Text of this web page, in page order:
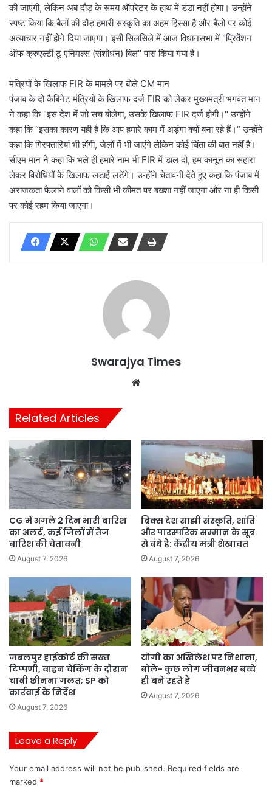
की जाएंगी, लेकिन अब दौड़ के समय ऑपरेटर के हाथ में डंडा नहीं होगा। उन्होंने
स्पष्ट किया कि बैलों की दौड़ हमारी संस्कृति का अहम हिस्सा है और बैलों पर कोई
अत्याचार नहीं होने दिया जाएगा। इसी सिलसिले में आज विधानसभा में "प्रिवेंशन
ऑफ क्रुएल्टी टू एनिमल्स (संशोधन) बिल" पास किया गया है।
मंत्रियों के खिलाफ FIR के मामले पर बोले CM मान
पंजाब के दो कैबिनेट मंत्रियों के खिलाफ दर्ज FIR को लेकर मुख्यमंत्री भगवंत मान
ने कहा कि "इस देश में जो सच बोलेगा, उसके खिलाफ FIR दर्ज होगी।" उन्होंने
कहा कि “इसका कारण यही है कि आप हमारे काम में अड़ंगा क्यों बना रहे हैं।” उन्होंने
कहा कि गिरफ्तारियां भी होंगी, जेलों में भी जाएंगे लेकिन कोई चिंता की बात नहीं है।
सीएम मान ने कहा कि भले ही हमारे नाम भी FIR में डाल दो, हम कानून का सहारा
लेकर विरोधियों के खिलाफ लड़ाई लड़ेंगे। उन्होंने चेतावनी देते हुए कहा कि पंजाब में
अराजकता फैलाने वालों को किसी भी कीमत पर बख्शा नहीं जाएगा और ना ही किसी
पर कोई रहम किया जाएगा।
Swarajya Times
Related Articles
CG में अगले 2 दिन भारी बारिश
का अलर्ट, कई जिलों में तेज
बारिश की चेतावनी
August 7, 2026
ब्रिक्स देश साझी संस्कृति, शांति
और पारस्परिक सम्मान के सूत्र
से बंधे हैं: केंद्रीय मंत्री शेखावत
August 7, 2026
जबलपुर हाईकोर्ट की सख्त
टिप्पणी, वाहन चेकिंग के दौरान
चाबी छीनना गलत; SP को
कार्रवाई के निर्देश
August 7, 2026
योगी का अखिलेश पर निशाना,
बोले- कुछ लोग जीवनभर बच्चे
ही बने रहते हैं
August 7, 2026
Leave a Reply
Your email address will not be published. Required fields are
marked *